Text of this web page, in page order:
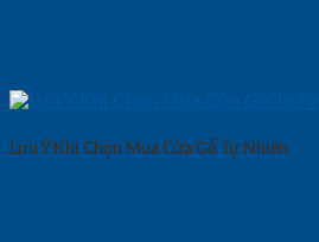
Lưu Ý Khi Chọn Mua Cửa Gỗ Tự Nhiên